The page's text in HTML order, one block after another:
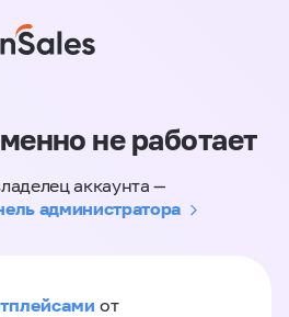
не работает
аккаунта —
администратора
от